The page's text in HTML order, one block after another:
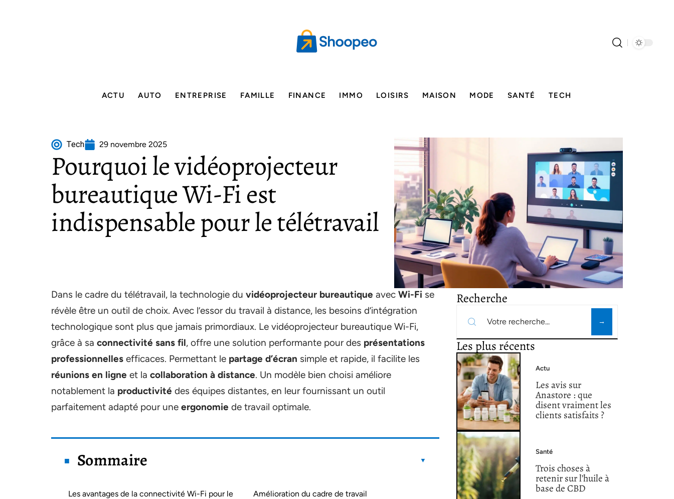
ACTU AUTO ENTREPRISE FAMILLE FINANCE IMMO LOISIRS MAISON MODE SANTÉ TECH
Tech 29 novembre 2025
Pourquoi le vidéoprojecteur
bureautique Wi-Fi est
indispensable pour le télétravail
Dans le cadre du télétravail, la technologie du vidéoprojecteur bureautique avec Wi-Fi se
révèle être un outil de choix. Avec l’essor du travail à distance, les besoins d’intégration
technologique sont plus que jamais primordiaux. Le vidéoprojecteur bureautique Wi-Fi,
grâce à sa connectivité sans fil, offre une solution performante pour des présentations
professionnelles efficaces. Permettant le partage d’écran simple et rapide, il facilite les
réunions en ligne et la collaboration à distance. Un modèle bien choisi améliore
notablement la productivité des équipes distantes, en leur fournissant un outil
parfaitement adapté pour une ergonomie de travail optimale.
Sommaire
Les avantages de la connectivité Wi-Fi pour le
Amélioration du cadre de travail
Recherche
Les plus récents
Actu
Les avis sur
Anastore : que
disent vraiment les
clients satisfaits ?
Santé
Trois choses à
retenir sur l’huile à
base de CBD